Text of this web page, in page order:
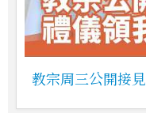
教宗周三公開接